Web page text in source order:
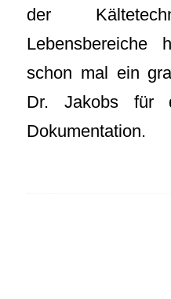
der
Lebensbereiche
schon mal ein
Dr. Jakobs für
Dokumentation.